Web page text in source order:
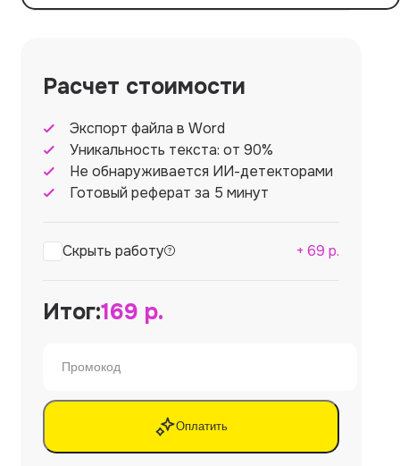
Расчет стоимости
Экспорт файла в Word
Уникальность текста: от 90%
Не обнаруживается ИИ-детекторами
Готовый реферат за 5 минут
Скрыть работу + 69 р.
Итог:169 р.
Оплатить